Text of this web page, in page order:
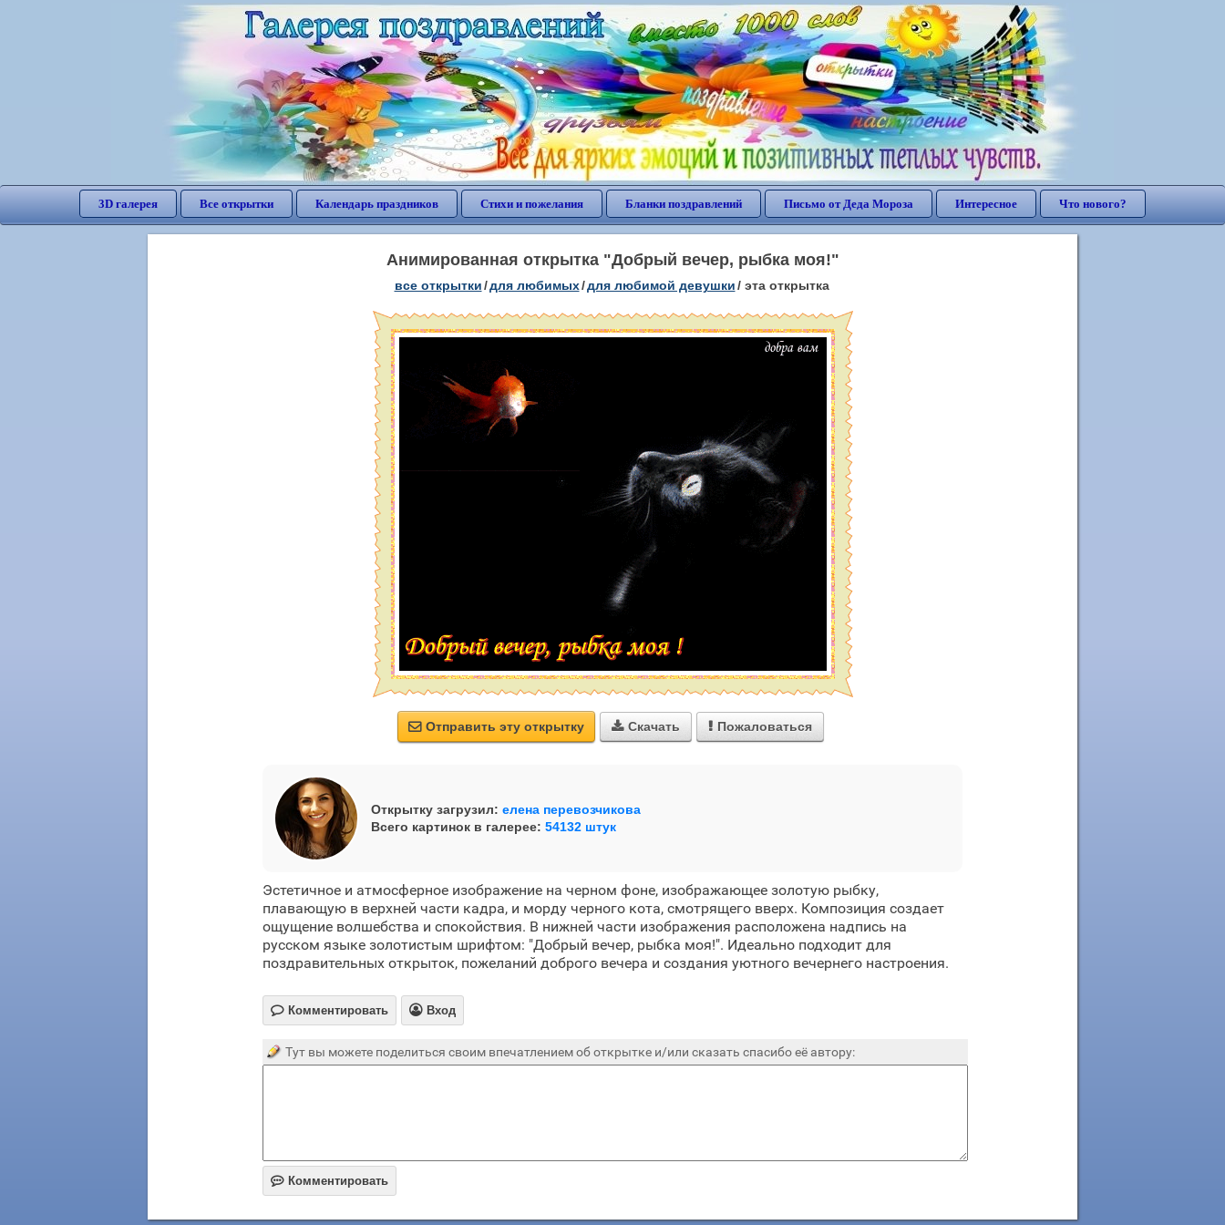
3D галерея Все открытки Календарь праздников Стихи и пожелания Бланки поздравлений Письмо от Деда Мороза Интересное Что нового?
Анимированная открытка "Добрый вечер, рыбка моя!"
все открытки/для любимых/для любимой девушки/ эта открытка
 Отправить эту открытку  Скачать  Пожаловаться
Открытку загрузил: елена перевозчикова
Всего картинок в галерее: 54132 штук
Эстетичное и атмосферное изображение на черном фоне, изображающее золотую рыбку,
плавающую в верхней части кадра, и морду черного кота, смотрящего вверх. Композиция создает
ощущение волшебства и спокойствия. В нижней части изображения расположена надпись на
русском языке золотистым шрифтом: "Добрый вечер, рыбка моя!". Идеально подходит для
поздравительных открыток, пожеланий доброго вечера и создания уютного вечернего настроения.
 Комментировать  Вход
Тут вы можете поделиться своим впечатлением об открытке и/или сказать спасибо её автору:
 Комментировать